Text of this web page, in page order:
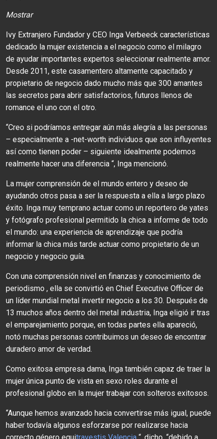
Mostrar
Ivy Extranjero Fundador y CEO Inga Verbeeck características
dedicado la mujer existencia a el negocio como el milagro
de ayudar importantes expertos seleccionar realmente amor.
Desde 2011, este casamentero altamente capacitado y
propietario de negocio dado mucho más que 300 amantes
las secretos para abrir satisfactorios, futuros llenos de
romance el uno con el otro.
“Creo si podríamos entregar aún más alegría a las personas
– especialmente a -net-worth individuos que son influyentes
así como tienen poder – siguiente idealmente podemos
realmente hacer una diferencia “, Inga mencionó.
La mujer comprensión de el mundo entero y deseo de
ayudando otros pasa a ser la respuesta a ella a largo plazo
éxito. Inga muy temprano actuar como un reportero de yates
y fotógrafo profesional permitido la chica a informe de todo
el mundo: una experiencia de aprendizaje que podría
informar la chica más tarde actuar como propietario de un
negocio y negocio guía.
Con una comprensión nivel en finanzas y conocimiento de
periodismo , ella se convirtió en Chief Executive Officer de
un líder mundial metal invertir negocio a los 30. Después de
13 muchos años dentro del metal industria, Inga eligió ir tras
el emparejamiento porque, en todas partes ella apareció,
notó muchas personas contribuimos un deseo de encontrar
duradero amor de verdad.
Como exitosa empresa dama, Inga también capaz de traer la
mujer única punto de vista en sexo roles durante el
profesional globo en la mujer trabajar con solteros exitosos.
“Aunque hemos avanzado hacia convertirse más igual, puede
haber todavía algunos esforzarse por realizarse hacia